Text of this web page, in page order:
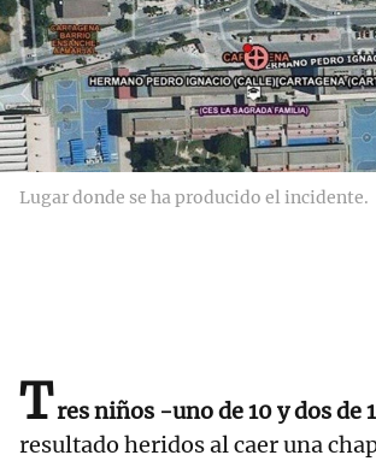
Lugar donde se ha producido el incidente.
Tres niños -uno de 10 y dos de
resultado heridos al caer una